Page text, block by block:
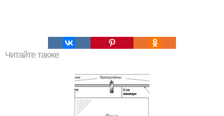
Читайте также